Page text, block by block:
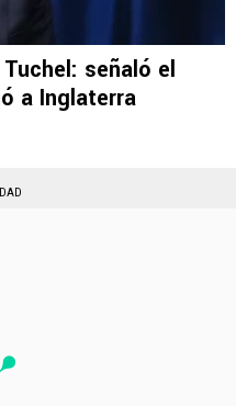
señaló el
a Inglaterra